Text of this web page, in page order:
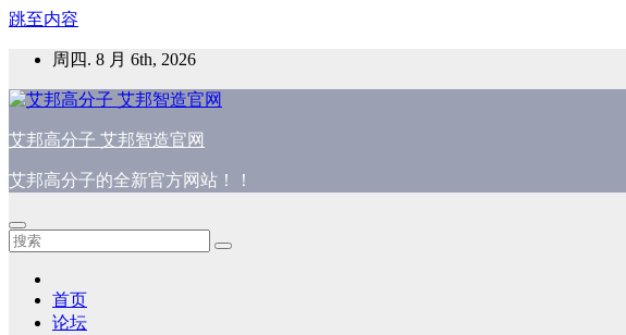
跳至内容
周四. 8 月 6th, 2026
艾邦高分子 艾邦智造官网
艾邦高分子的全新官方网站！！
首页
论坛